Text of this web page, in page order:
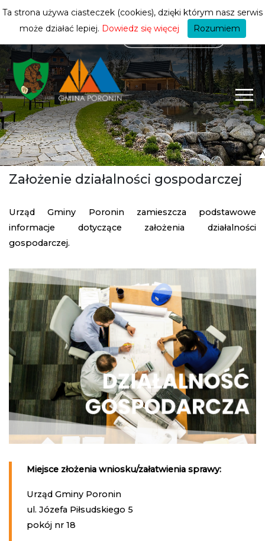
mieszkańca
Założenie działalności gospodarczej
Urząd Gminy Poronin zamieszcza podstawowe
informacje dotyczące założenia działalności
gospodarczej.
Miejsce złożenia wniosku/załatwienia sprawy:
Urząd Gminy Poronin
ul. Józefa Piłsudskiego 5
pokój nr 18
Ta strona używa ciasteczek (cookies), dzięki którym nasz serwis
może działać lepiej. Dowiedz się więcej Rozumiem